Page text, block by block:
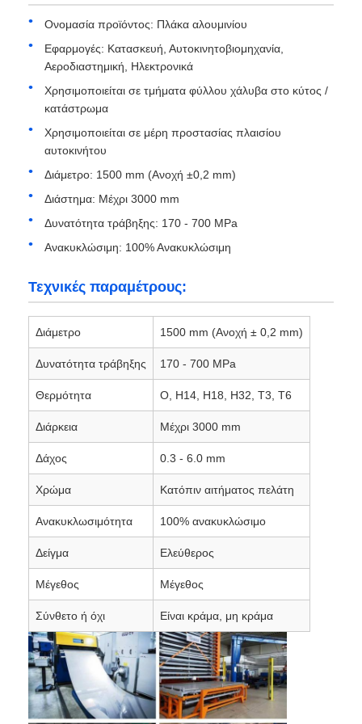
πινακίδα αλουμινίου
Κύκλος αργιλίου
Χρωματικό πηνίο αλουμινίου επικαλυμμένου
σπείρα αλουμινίου
Σπείρα λουρίδων αργιλίου
Καροτσάκι αλουμινίου
Αποτυπωμένο σε ανάγλυφο αργίλιο
στρωμένο φύλλο αλουμινίου
Πάνελ με κηρήθρα αλουμινίου
Κηρήθρα αργιλίου
Καθρέφτη αλουμίνιο
Ονομασία προϊόντος: Πλάκα αλουμινίου
Εφαρμογές: Κατασκευή, Αυτοκινητοβιομηχανία,
Αεροδιαστημική, Ηλεκτρονικά
Χρησιμοποιείται σε τμήματα φύλλου χάλυβα στο κύτος /
κατάστρωμα
Χρησιμοποιείται σε μέρη προστασίας πλαισίου
αυτοκινήτου
Διάμετρο: 1500 mm (Ανοχή ±0,2 mm)
Διάστημα: Μέχρι 3000 mm
Δυνατότητα τράβηξης: 170 - 700 MPa
Ανακυκλώσιμη: 100% Ανακυκλώσιμη
Τεχνικές παραμέτρους:
Διάμετρο 1500 mm (Ανοχή ± 0,2 mm)
Δυνατότητα τράβηξης 170 - 700 MPa
Θερμότητα Ο, H14, H18, H32, T3, T6
Διάρκεια Μέχρι 3000 mm
Δάχος 0.3 - 6.0 mm
Χρώμα Κατόπιν αιτήματος πελάτη
Ανακυκλωσιμότητα 100% ανακυκλώσιμο
Δείγμα Ελεύθερος
Μέγεθος Μέγεθος
Σύνθετο ή όχι Είναι κράμα, μη κράμα